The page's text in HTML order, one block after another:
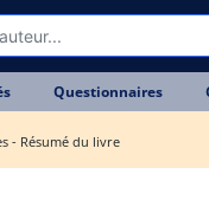
Questionnaires
- Résumé du livre